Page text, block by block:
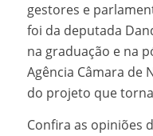
gestores e
foi da deputada
na graduação e na
Agência Câmara de
do projeto que
Confira as opiniões